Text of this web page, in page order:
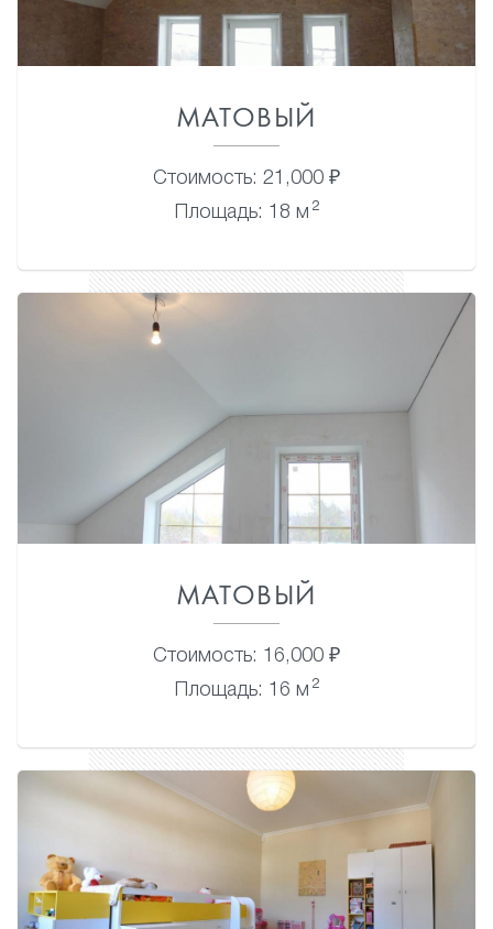
МАТОВЫЙ
Стоимость: 21,000 ₽
Площадь: 18 м 2
МАТОВЫЙ
Стоимость: 16,000 ₽
Площадь: 16 м 2